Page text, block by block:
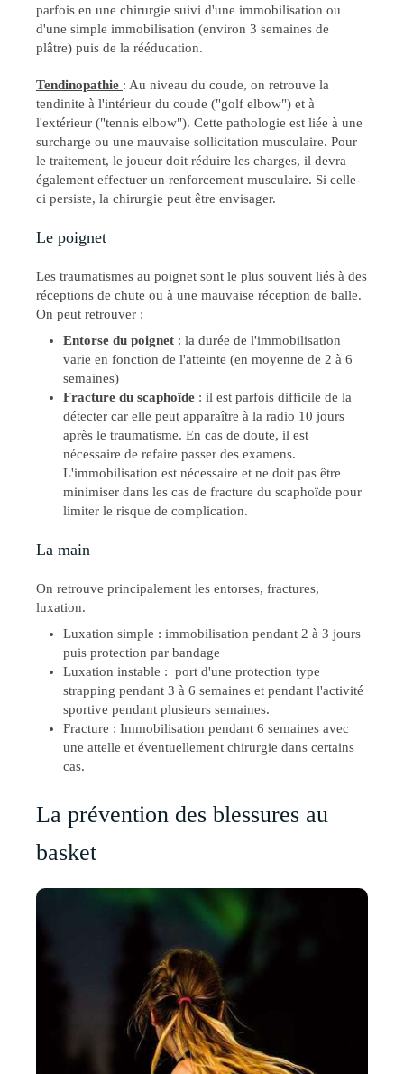
parfois en une chirurgie suivi d'une immobilisation ou
d'une simple immobilisation (environ 3 semaines de
plâtre) puis de la rééducation.
Tendinopathie : Au niveau du coude, on retrouve la
tendinite à l'intérieur du coude ("golf elbow") et à
l'extérieur ("tennis elbow"). Cette pathologie est liée à une
surcharge ou une mauvaise sollicitation musculaire. Pour
le traitement, le joueur doit réduire les charges, il devra
également effectuer un renforcement musculaire. Si celle-
ci persiste, la chirurgie peut être envisager.
Le poignet
Les traumatismes au poignet sont le plus souvent liés à des
réceptions de chute ou à une mauvaise réception de balle.
On peut retrouver :
Entorse du poignet : la durée de l'immobilisation
varie en fonction de l'atteinte (en moyenne de 2 à 6
semaines)
Fracture du scaphoïde : il est parfois difficile de la
détecter car elle peut apparaître à la radio 10 jours
après le traumatisme. En cas de doute, il est
nécessaire de refaire passer des examens.
L'immobilisation est nécessaire et ne doit pas être
minimiser dans les cas de fracture du scaphoïde pour
limiter le risque de complication.
La main
On retrouve principalement les entorses, fractures,
luxation.
Luxation simple : immobilisation pendant 2 à 3 jours
puis protection par bandage
Luxation instable : port d'une protection type
strapping pendant 3 à 6 semaines et pendant l'activité
sportive pendant plusieurs semaines.
Fracture : Immobilisation pendant 6 semaines avec
une attelle et éventuellement chirurgie dans certains
cas.
La prévention des blessures au
basket